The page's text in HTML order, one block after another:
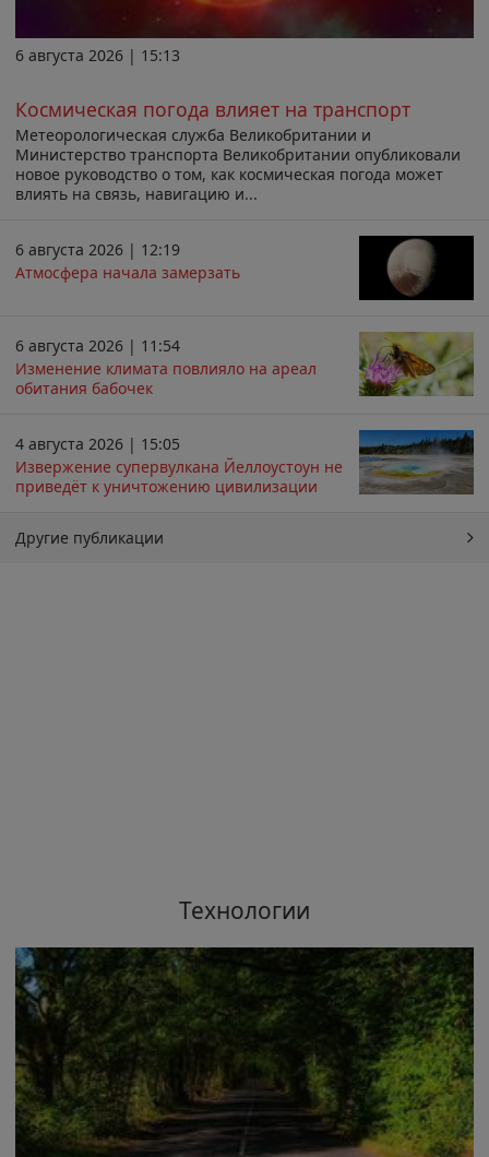
6 августа 2026 | 15:13
Космическая погода влияет на транспорт
Метеорологическая служба Великобритании и
Министерство транспорта Великобритании опубликовали
новое руководство о том, как космическая погода может
влиять на связь, навигацию и...
6 августа 2026 | 12:19
Атмосфера начала замерзать
6 августа 2026 | 11:54
Изменение климата повлияло на ареал
обитания бабочек
4 августа 2026 | 15:05
Извержение супервулкана Йеллоустоун не
приведёт к уничтожению цивилизации
Другие публикации
Технологии